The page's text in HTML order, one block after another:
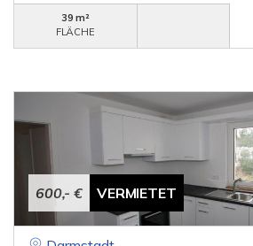
39 m²
FLÄCHE
600,- € VERMIETET